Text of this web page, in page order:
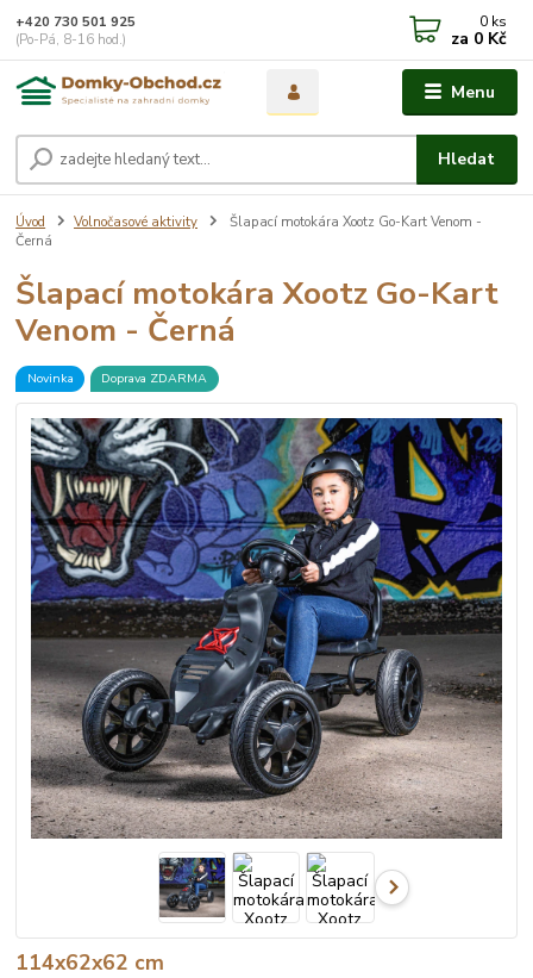
Menu
Hledat
+420 730 501 925
(Po-Pá, 8-16 hod.)
0 ks
za 0 Kč
Úvod Volnočasové aktivity
Šlapací motokára Xootz Go-Kart Venom -
Černá
Šlapací motokára Xootz Go-Kart
Venom - Černá
Novinka Doprava ZDARMA
114x62x62 cm